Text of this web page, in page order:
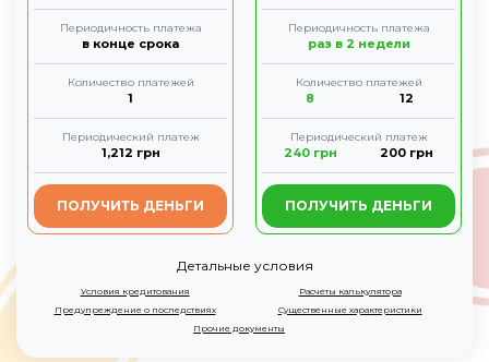
Периодичность платежа
в конце срока
Количество платежей
1
Периодический платеж
1,212 грн
ПОЛУЧИТЬ ДЕНЬГИ
Периодичность платежа
раз в 2 недели
Количество платежей
8 12
Периодический платеж
240грн 200 грн
ПОЛУЧИТЬ ДЕНЬГИ
Детальные условия
Условия кредитования
Расчеты калькулятора
Предупреждение о последствиях
Существенные характеристики
Прочие документы